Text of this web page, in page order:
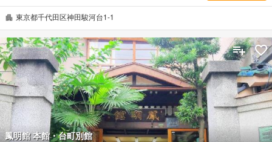
東京都千代田区神田駿河台1-1
鳳明館 本館・台町別館